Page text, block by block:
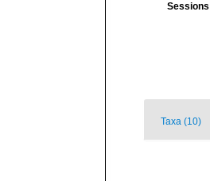
Sessions
Taxa (10)